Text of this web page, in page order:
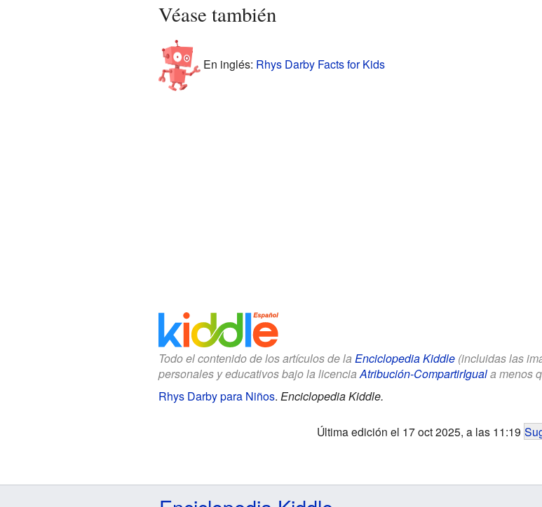
Véase también
En inglés: Rhys Darby Facts for Kids
Todo el contenido de los artículos de la Enciclopedia Kiddle(incluidas las
personales y educativos bajo la licenciaAtribución-CompartirIguala menos
Rhys Darby para Niños. Enciclopedia Kiddle.
Última edición el 17 oct 2025, a las 11:19